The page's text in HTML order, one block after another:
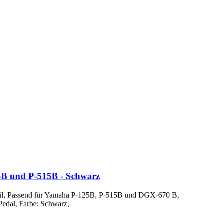
und P-515B - Schwarz
Passend für Yamaha P-125B, P-515B und DGX-670 B,
Farbe: Schwarz,